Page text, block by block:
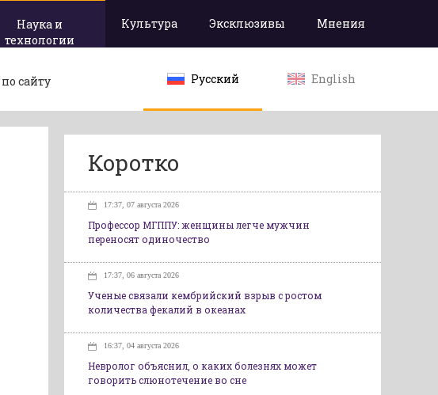
Наука и
технологии
Культура Эксклюзивы Мнения
Русский English
Коротко
17:37, 07 августа 2026
Профессор МГППУ: женщины легче мужчин
переносят одиночество
17:37, 06 августа 2026
Ученые связали кембрийский взрыв с ростом
количества фекалий в океанах
16:37, 04 августа 2026
Невролог объяснил, о каких болезнях может
говорить слюнотечение во сне